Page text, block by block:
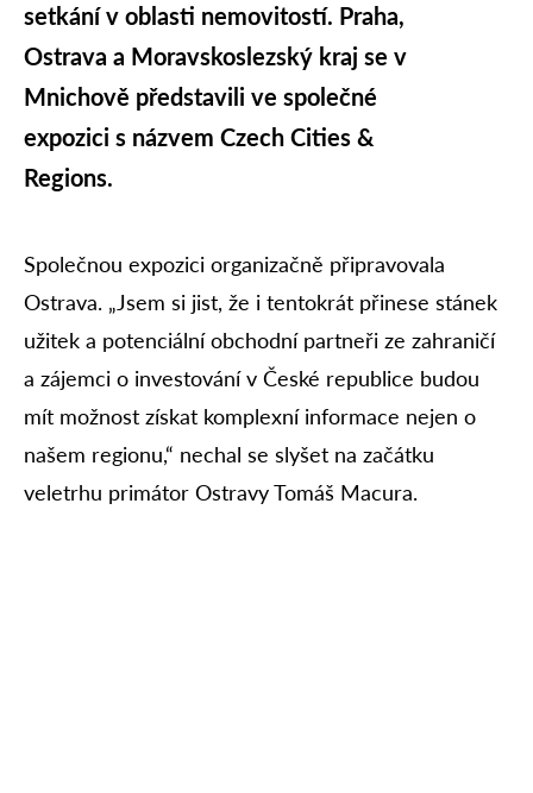
setkání v oblasti nemovitostí. Praha,
Ostrava a Moravskoslezský kraj se v
Mnichově představili ve společné
expozici s názvem Czech Cities &
Regions.
Společnou expozici organizačně připravovala
Ostrava. „Jsem si jist, že i tentokrát přinese stánek
užitek a potenciální obchodní partneři ze zahraničí
a zájemci o investování v České republice budou
mít možnost získat komplexní informace nejen o
našem regionu,“ nechal se slyšet na začátku
veletrhu primátor Ostravy Tomáš Macura.